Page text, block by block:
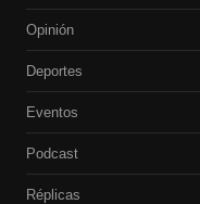
Opinión
Deportes
Eventos
Podcast
Réplicas